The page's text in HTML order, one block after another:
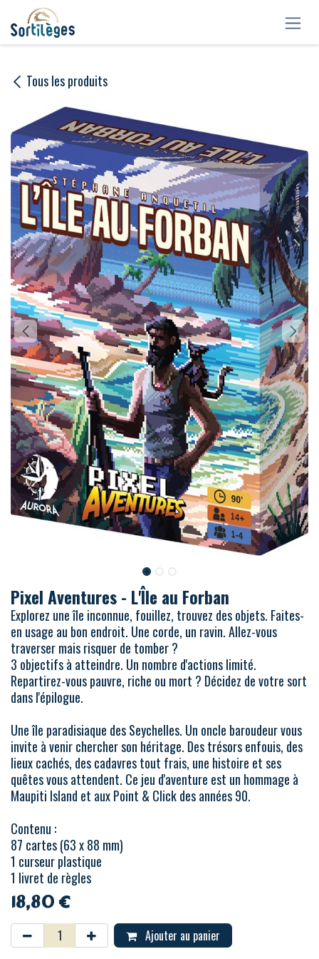
Se rendre au contenu
Tous les produits
Pixel Aventures - L'Île au Forban
Explorez une île inconnue, fouillez, trouvez des objets. Faites-
en usage au bon endroit. Une corde, un ravin. Allez-vous
traverser mais risquer de tomber ?
3 objectifs à atteindre. Un nombre d'actions limité.
Repartirez-vous pauvre, riche ou mort ? Décidez de votre sort
dans l'épilogue.
Une île paradisiaque des Seychelles. Un oncle baroudeur vous
invite à venir chercher son héritage. Des trésors enfouis, des
lieux cachés, des cadavres tout frais, une histoire et ses
quêtes vous attendent. Ce jeu d'aventure est un hommage à
Maupiti Island et aux Point & Click des années 90.
Contenu :
87 cartes (63 x 88 mm)
1 curseur plastique
1 livret de règles
18,80€
Ajouter au panier